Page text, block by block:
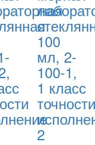
100
мл, 2-
100-1,
1 класс
точности
2